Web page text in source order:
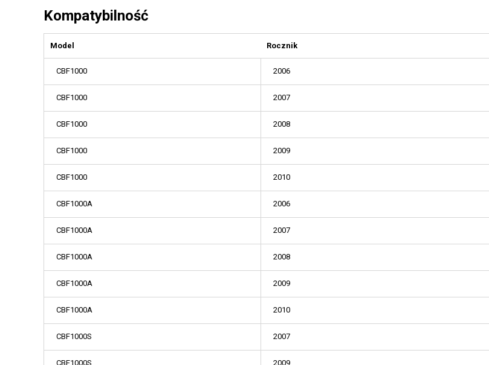
Kompatybilność
Model Rocznik
CBF1000 2006
CBF1000 2007
CBF1000 2008
CBF1000 2009
CBF1000 2010
CBF1000A 2006
CBF1000A 2007
CBF1000A 2008
CBF1000A 2009
CBF1000A 2010
CBF1000S 2007
CBF1000S 2009